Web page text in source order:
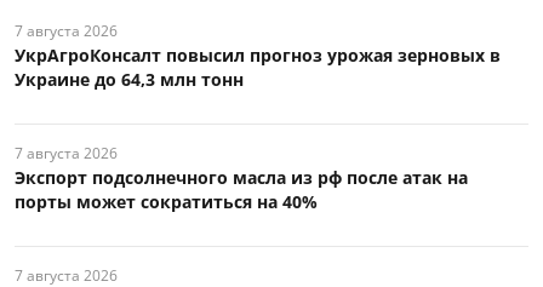
7 августа 2026
УкрАгроКонсалт повысил прогноз урожая зерновых в
Украине до 64,3 млн тонн
7 августа 2026
Экспорт подсолнечного масла из рф после атак на
порты может сократиться на 40%
7 августа 2026